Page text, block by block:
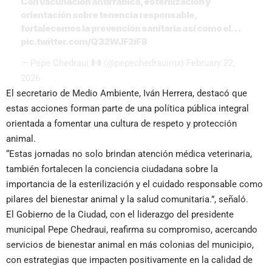
El secretario de Medio Ambiente, Iván Herrera, destacó que
estas acciones forman parte de una política pública integral
orientada a fomentar una cultura de respeto y protección
animal.
“Estas jornadas no solo brindan atención médica veterinaria,
también fortalecen la conciencia ciudadana sobre la
importancia de la esterilización y el cuidado responsable como
pilares del bienestar animal y la salud comunitaria.”, señaló.
El Gobierno de la Ciudad, con el liderazgo del presidente
municipal Pepe Chedraui, reafirma su compromiso, acercando
servicios de bienestar animal en más colonias del municipio,
con estrategias que impacten positivamente en la calidad de